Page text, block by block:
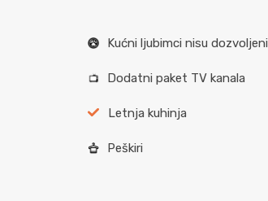
Kućni ljubimci nisu dozvoljeni
Dodatni paket TV kanala
Letnja kuhinja
Peškiri